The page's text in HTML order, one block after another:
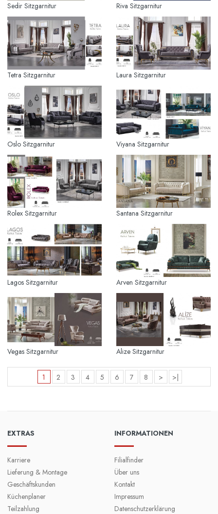
Sedir Sitzgarnitur Riva Sitzgarnitur
Tetra Sitzgarnitur Laura Sitzgarnitur
Oslo Sitzgarnitur Viyana Sitzgarnitur
Rolex Sitzgarnitur Santana Sitzgarnitur
Lagos Sitzgarnitur Arven Sitzgarnitur
Vegas Sitzgarnitur Alize Sitzgarnitur
1 2 3 4 5 6 7 8 > >|
INFORMATIONEN
Filialfinder
Über uns
Kontakt
Impressum
Datenschutzerklärung
EXTRAS
Karriere
Lieferung & Montage
Geschäftskunden
Küchenplaner
Teilzahlung